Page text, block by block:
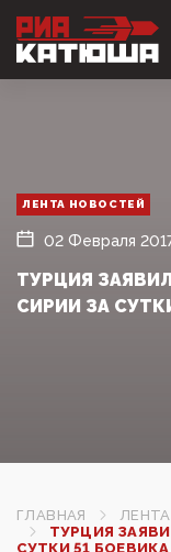
ЛЕНТА НОВОСТЕЙ
02 Февраля
ТУРЦИЯ
СИРИИ ЗА
ГЛАВНАЯ
ТУРЦИЯ
СУТКИ 51